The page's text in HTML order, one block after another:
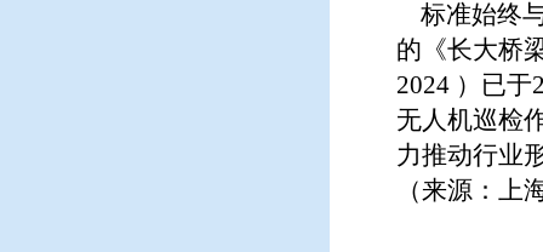
标准始终
的《长大桥
2024 ）已
无人机巡检
力推动行业
（来源：上